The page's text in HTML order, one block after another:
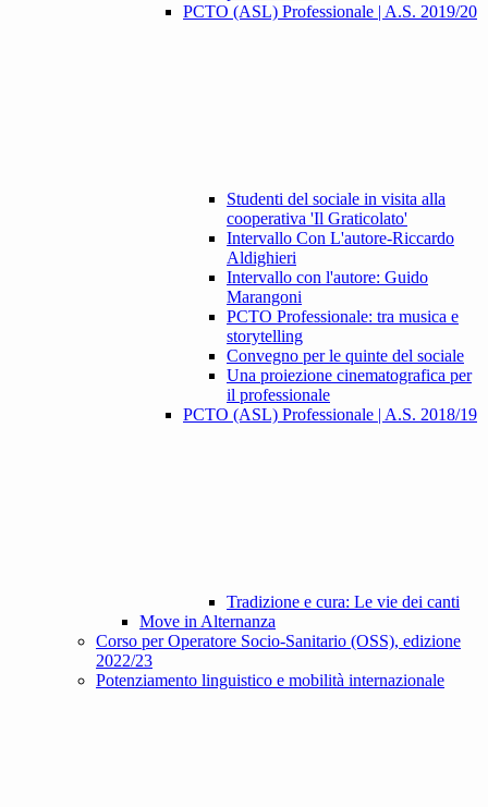
PCTO (ASL) Professionale | A.S. 2019/20
Studenti del sociale in visita alla
cooperativa 'Il Graticolato'
Intervallo Con L'autore-Riccardo
Aldighieri
Intervallo con l'autore: Guido
Marangoni
PCTO Professionale: tra musica e
storytelling
Convegno per le quinte del sociale
Una proiezione cinematografica per
il professionale
PCTO (ASL) Professionale | A.S. 2018/19
Tradizione e cura: Le vie dei canti
Move in Alternanza
Corso per Operatore Socio-Sanitario (OSS), edizione
2022/23
Potenziamento linguistico e mobilità internazionale